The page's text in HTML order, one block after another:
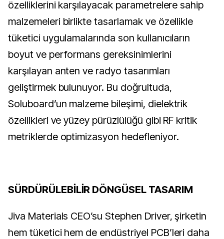
özelliklerini karşılayacak parametrelere sahip
malzemeleri birlikte tasarlamak ve özellikle
tüketici uygulamalarında son kullanıcıların
boyut ve performans gereksinimlerini
karşılayan anten ve radyo tasarımları
geliştirmek bulunuyor. Bu doğrultuda,
Soluboard’un malzeme bileşimi, dielektrik
özellikleri ve yüzey pürüzlülüğü gibi RF kritik
metriklerde optimizasyon hedefleniyor.
SÜRDÜRÜLEBİLİR DÖNGÜSEL TASARIM
Jiva Materials CEO’su Stephen Driver, şirketin
hem tüketici hem de endüstriyel PCB’leri daha